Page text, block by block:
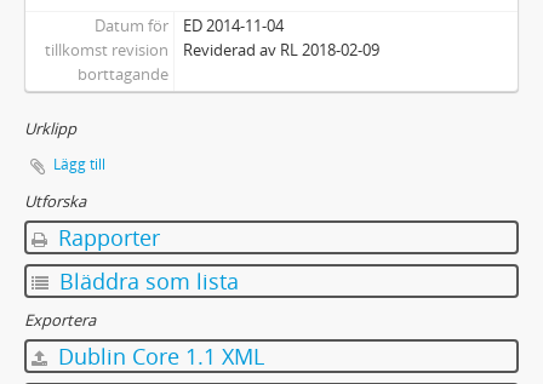
Datum för
tillkomst revision
borttagande
ED 2014-11-04
Reviderad av RL 2018-02-09
Urklipp
Lägg till
Utforska
Rapporter
Bläddra som lista
Exportera
Dublin Core 1.1 XML